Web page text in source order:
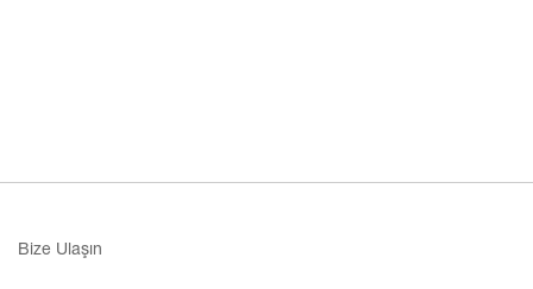
Bize Ulaşın